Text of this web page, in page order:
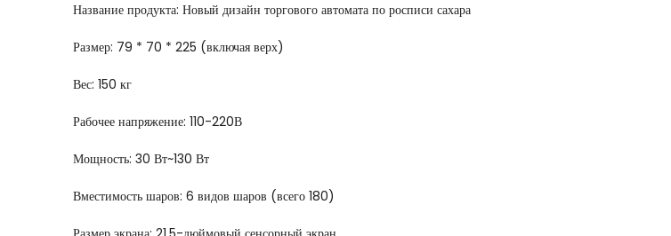
Название продукта: Новый дизайн торгового автомата по росписи сахара
Размер: 79 * 70 * 225 (включая верх)
Вес: 150 кг
Рабочее напряжение: 110-220В
Мощность: 30 Вт~130 Вт
Вместимость шаров: 6 видов шаров (всего 180)